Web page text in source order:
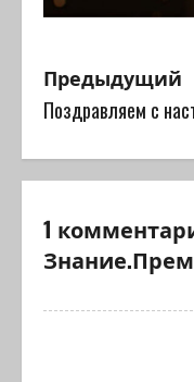
Н
а
в
и
г
а
Предыдущий
Поздравляем с
1